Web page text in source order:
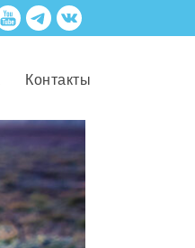
Контакты